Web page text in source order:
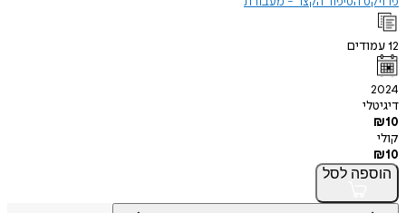
12עמודים
2024
דיגיטלי
₪10
קולי
₪10
הוספה לסל